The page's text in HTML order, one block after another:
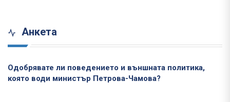
Анкета
Одобрявате ли поведението и външната политика,
която води министър Петрова-Чамова?